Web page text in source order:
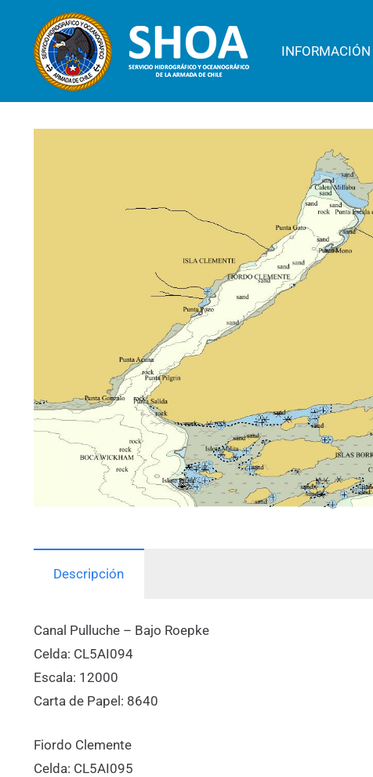
INFORMACIÓN
Descripción
Canal Pulluche – Bajo Roepke
Celda: CL5AI094
Escala: 12000
Carta de Papel: 8640
Fiordo Clemente
Celda: CL5AI095